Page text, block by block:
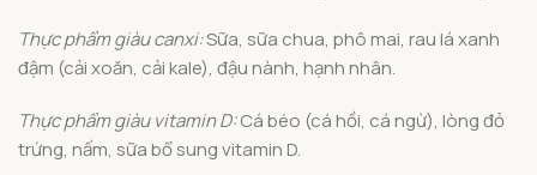
Thực phẩm giàu canxi:Sữa, sữa chua, phô mai, rau lá xanh
đậm (cải xoăn, cải kale), đậu nành, hạnh nhân.
Thực phẩm giàu vitamin D:Cá béo (cá hồi, cá ngừ), lòng đỏ
trứng, nấm, sữa bổ sung vitamin D.